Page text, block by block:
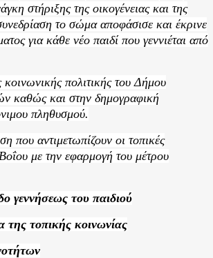
στήριξης της οικογένειας και της
το σώμα αποφάσισε και έκρινε
για κάθε νέο παιδί που γεννιέται από
κοινωνικής πολιτικής του Δήμου
καθώς και στην δημογραφική
πληθυσμού.
που αντιμετωπίζουν οι τοπικές
με την εφαρμογή του μέτρου
γεννήσεως του παιδιού
της τοπικής κοινωνίας